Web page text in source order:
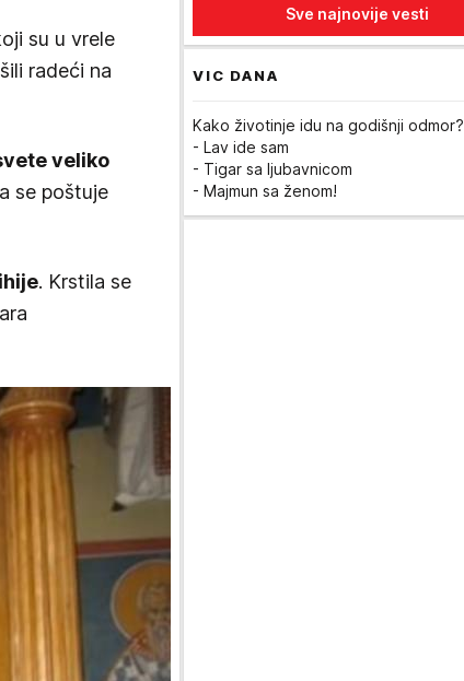
su u vrele
radeći na
veliko
se poštuje
. Krstila se
Sve najnovije vesti
VIC DANA
Kako životinje idu na godišnji odmor?
- Lav ide sam
- Tigar sa ljubavnicom
- Majmun sa ženom!